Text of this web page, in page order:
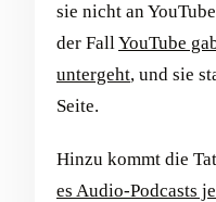
sie nicht an
der FallYouTube
untergeht, und sie
Seite.
Hinzu kommt die
es Audio-Podcasts